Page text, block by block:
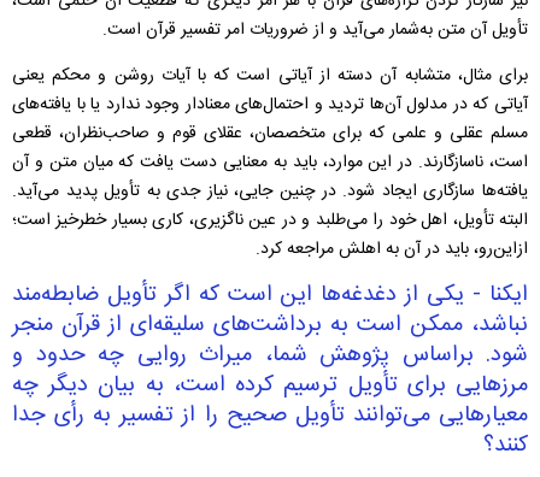
تأویل آن متن به‌شمار می‌آید و از ضروریات امر تفسیر قرآن است.
برای مثال، متشابه آن دسته از آیاتی است که با آیات روشن و محکم یعنی
آیاتی که در مدلول آن‌ها تردید و احتمال‌های معنادار وجود ندارد یا با یافته‌های
مسلم عقلی و علمی که برای متخصصان، عقلای قوم و صاحب‌نظران، قطعی
است، ناسازگارند. در این موارد، باید به معنایی دست یافت که میان متن و آن
یافته‌ها سازگاری ایجاد شود. در چنین جایی، نیاز جدی به تأویل پدید می‌آید.
البته تأویل، اهل خود را می‌طلبد و در عین ناگزیری، کاری بسیار خطرخیز است؛
ازاین‌رو، باید در آن به اهلش مراجعه کرد.
ایکنا - یکی از دغدغه‌ها این است که اگر تأویل ضابطه‌مند
نباشد، ممکن است به برداشت‌های سلیقه‌ای از قرآن منجر
شود. براساس پژوهش شما، میراث روایی چه حدود و
مرزهایی برای تأویل ترسیم کرده است، به بیان دیگر چه
معیارهایی می‌توانند تأویل صحیح را از تفسیر به رأی جدا
کنند؟